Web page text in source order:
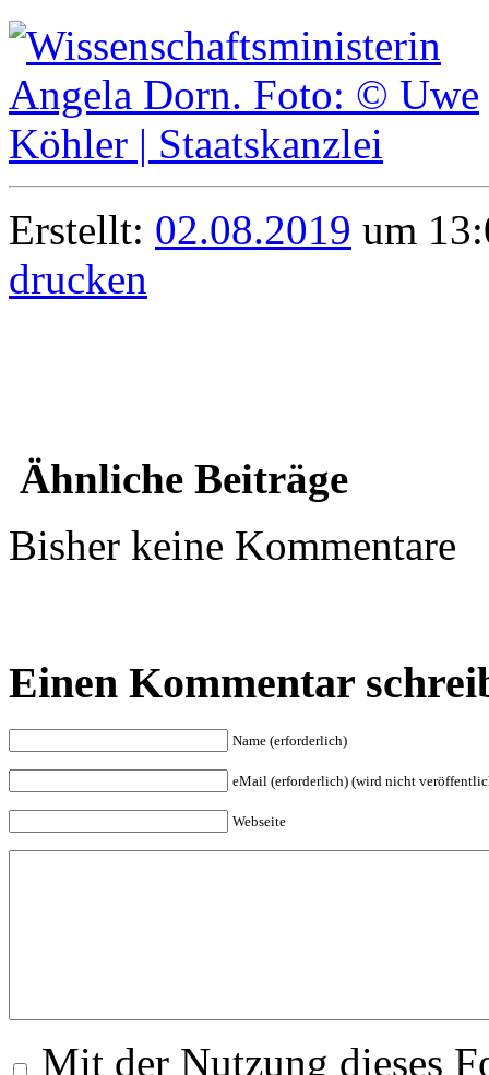
Erstellt: 02.08.2019 um
drucken
Ähnliche Beiträge
Bisher keine Kommentare
Einen Kommentar
Name (erforderlich)
eMail (erforderlich) (wird nicht
Webseite
Mit der Nutzung dieses